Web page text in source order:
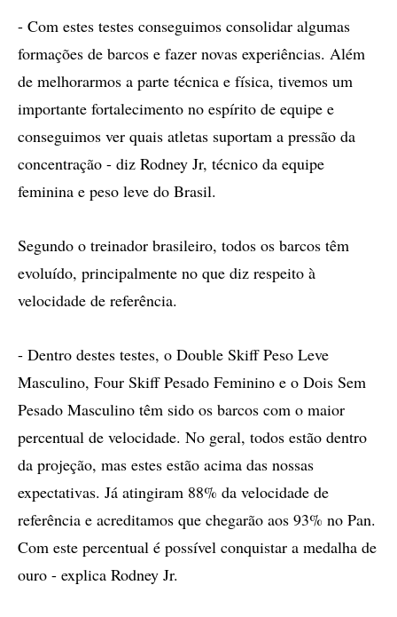
- Com estes testes conseguimos consolidar algumas
formações de barcos e fazer novas experiências. Além
de melhorarmos a parte técnica e física, tivemos um
importante fortalecimento no espírito de equipe e
conseguimos ver quais atletas suportam a pressão da
concentração - diz Rodney Jr, técnico da equipe
feminina e peso leve do Brasil.
Segundo o treinador brasileiro, todos os barcos têm
evoluído, principalmente no que diz respeito à
velocidade de referência.
- Dentro destes testes, o Double Skiff Peso Leve
Masculino, Four Skiff Pesado Feminino e o Dois Sem
Pesado Masculino têm sido os barcos com o maior
percentual de velocidade. No geral, todos estão dentro
da projeção, mas estes estão acima das nossas
expectativas. Já atingiram 88% da velocidade de
referência e acreditamos que chegarão aos 93% no Pan.
Com este percentual é possível conquistar a medalha de
ouro - explica Rodney Jr.